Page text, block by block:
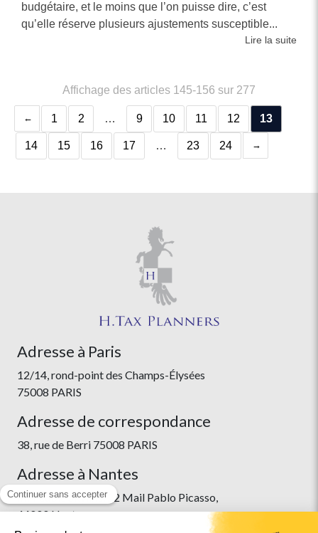
budgétaire, et le moins que l’on puisse dire, c’est
qu’elle réserve plusieurs ajustements susceptible...
Lire la suite
Affichage des articles 145-156 sur 277
1 2 … 9 10 11 12 13
14 15 16 17 … 23 24
Adresse à Paris
12/14, rond-point des Champs-Élysées
75008 PARIS
Adresse de correspondance
38, rue de Berri 75008 PARIS
Adresse à Nantes
Immeuble Skyline, 22 Mail Pablo Picasso,
44000 Nantes